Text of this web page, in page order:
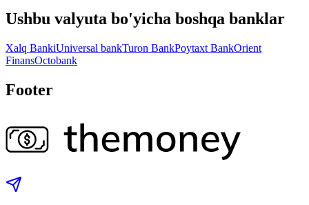
Ushbu valyuta bo'yicha boshqa banklar
Xalq BankiUniversal bankTuron BankPoytaxt BankOrient
FinansOctobank
Footer